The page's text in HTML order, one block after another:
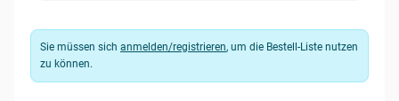
Sie müssen sich anmelden/registrieren, um die Bestell-Liste nutzen
zu können.